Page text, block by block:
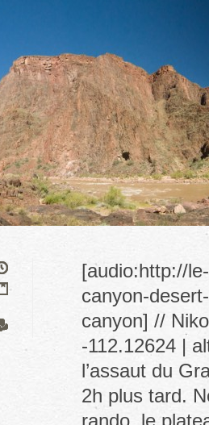
[audio:http://
canyon-
canyon] //
-112.12624 |
l’assaut du
2h plus tard.
rando, le